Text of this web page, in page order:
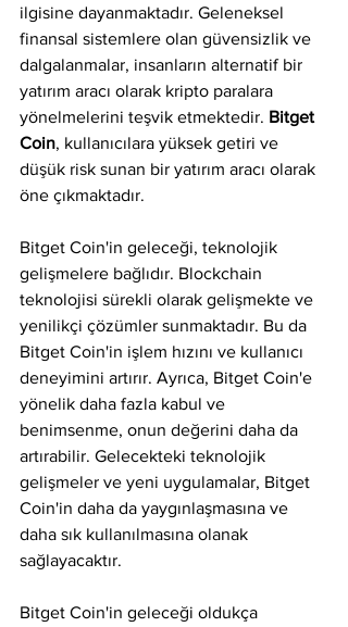
ilgisine dayanmaktadır. Geleneksel
finansal sistemlere olan güvensizlik ve
dalgalanmalar, insanların alternatif bir
yatırım aracı olarak kripto paralara
yönelmelerini teşvik etmektedir. Bitget
Coin, kullanıcılara yüksek getiri ve
düşük risk sunan bir yatırım aracı olarak
öne çıkmaktadır.
Bitget Coin'in geleceği, teknolojik
gelişmelere bağlıdır. Blockchain
teknolojisi sürekli olarak gelişmekte ve
yenilikçi çözümler sunmaktadır. Bu da
Bitget Coin'in işlem hızını ve kullanıcı
deneyimini artırır. Ayrıca, Bitget Coin'e
yönelik daha fazla kabul ve
benimsenme, onun değerini daha da
artırabilir. Gelecekteki teknolojik
gelişmeler ve yeni uygulamalar, Bitget
Coin'in daha da yaygınlaşmasına ve
daha sık kullanılmasına olanak
sağlayacaktır.
Bitget Coin'in geleceği oldukça